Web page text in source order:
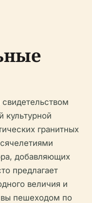
культурной
гранитных
добавляющих
предлагает
величия и
вы пешеходом по